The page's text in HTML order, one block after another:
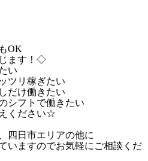
OK
ます！◇
い
ツリ稼ぎたい
だけ働きたい
シフトで働きたい
ください☆
四日市エリアの他に
いますのでお気軽にご相談くだ